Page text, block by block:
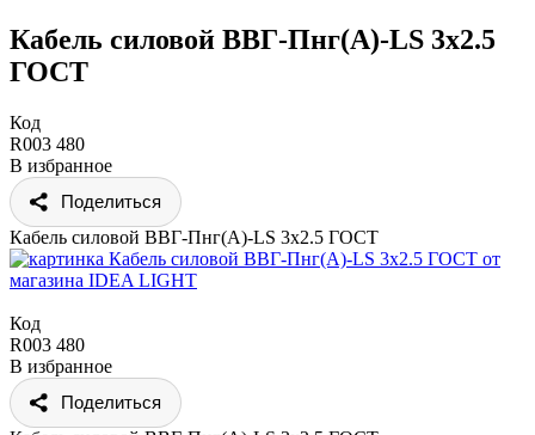
Кабель силовой ВВГ-Пнг(А)-LS 3x2.5
ГОСТ
Код
R003 480
В избранное
Поделиться
Кабель силовой ВВГ-Пнг(А)-LS 3x2.5 ГОСТ
Код
R003 480
В избранное
Поделиться